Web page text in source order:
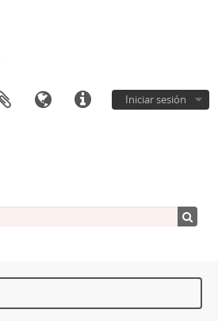
Iniciar sesión